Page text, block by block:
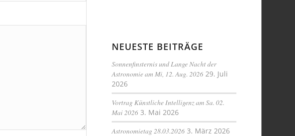
NEUESTE BEITRÄGE
Sonnenfinsternis und Lange Nacht der
Astronomie am Mi, 12. Aug. 2026 29. Juli
2026
Vortrag Künstliche Intelligenz am Sa. 02.
Mai 2026 3. Mai 2026
Astronomietag 28.03.2026 3. März 2026